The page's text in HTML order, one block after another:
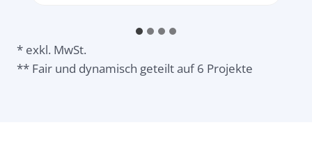
* exkl. MwSt.
** Fair und dynamisch geteilt auf 6 Projekte